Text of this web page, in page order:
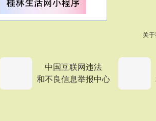
关
中国互联网违法
和不良信息举报中心